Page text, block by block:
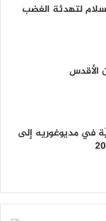
لتهدئة الغضب
الأقدس
في مديوغوريه إلى